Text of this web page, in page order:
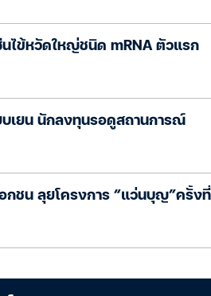
ไข้หวัดใหญ่ชนิด mRNA ตัวแรก
บเยน นักลงทุนรอดูสถานการณ์
กชน ลุยโครงการ “แว่นบุญ”ครั้งที่